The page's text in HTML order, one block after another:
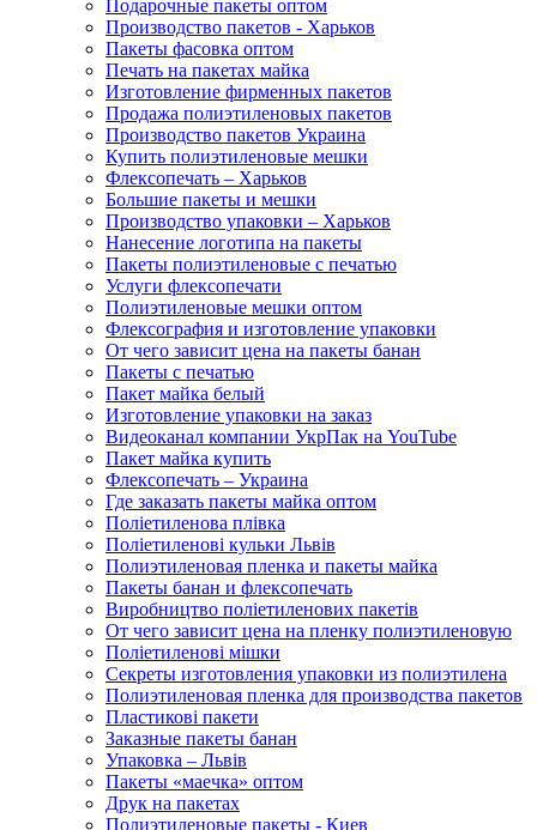
Подарочные пакеты оптом
Производство пакетов - Харьков
Пакеты фасовка оптом
Печать на пакетах майка
Изготовление фирменных пакетов
Продажа полиэтиленовых пакетов
Производство пакетов Украина
Купить полиэтиленовые мешки
Флексопечать – Харьков
Большие пакеты и мешки
Производство упаковки – Харьков
Нанесение логотипа на пакеты
Пакеты полиэтиленовые с печатью
Услуги флексопечати
Полиэтиленовые мешки оптом
Флексография и изготовление упаковки
От чего зависит цена на пакеты банан
Пакеты с печатью
Пакет майка белый
Изготовление упаковки на заказ
Видеоканал компании УкрПак на YouTube
Пакет майка купить
Флексопечать – Украина
Где заказать пакеты майка оптом
Поліетиленова плівка
Поліетиленові кульки Львів
Полиэтиленовая пленка и пакеты майка
Пакеты банан и флексопечать
Виробництво поліетиленових пакетів
От чего зависит цена на пленку полиэтиленовую
Поліетиленові мішки
Секреты изготовления упаковки из полиэтилена
Полиэтиленовая пленка для производства пакетов
Пластикові пакети
Заказные пакеты банан
Упаковка – Львів
Пакеты «маечка» оптом
Друк на пакетах
Полиэтиленовые пакеты - Киев